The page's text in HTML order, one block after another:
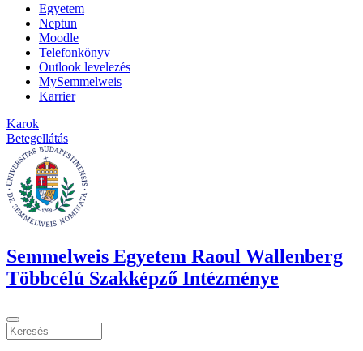
Egyetem
Neptun
Moodle
Telefonkönyv
Outlook levelezés
MySemmelweis
Karrier
Karok
Betegellátás
Semmelweis Egyetem Raoul Wallenberg
Többcélú Szakképző Intézménye